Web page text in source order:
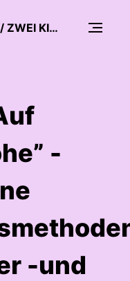
GESUNDHEITSZONE // ZWEI KINDERÄRZTE ÜBER PROBLEME UND LÖSUNGEN IN IHREM JOB
-
-und